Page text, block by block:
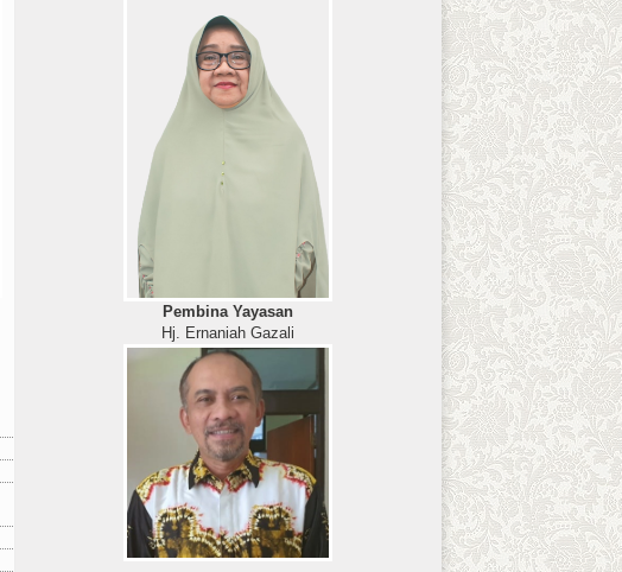
Pembina Yayasan
Hj. Ernaniah Gazali